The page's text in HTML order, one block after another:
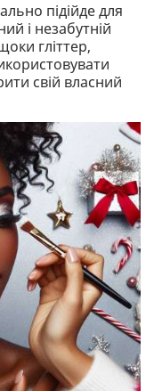
підійде для
і незабутній
гліттер,
свій власний